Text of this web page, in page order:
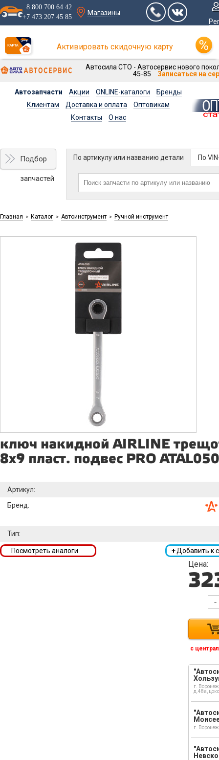
8 800 700 64 42
+7 473 207 45 85
Магазины
Активировать скидочную карту
Автосила СТО - Автосервис нового
45-85
Записаться на
Автозапчасти Акции ONLINE-каталоги
Бренды
Клиентам
Доставка и оплата
Оптовикам
Контакты
О нас
Подбор
запчастей
По артикулу или названию детали По
Главная > Каталог > Автоинструмент > Ручной инструмент
ключ накидной AIRLINE
8х9 пласт. подвес PRO ATAL050
Артикул:
Бренд:
Тип:
+Добавить к
Посмотреть аналоги
Цена:
-
с
г.
д.48а,
г.